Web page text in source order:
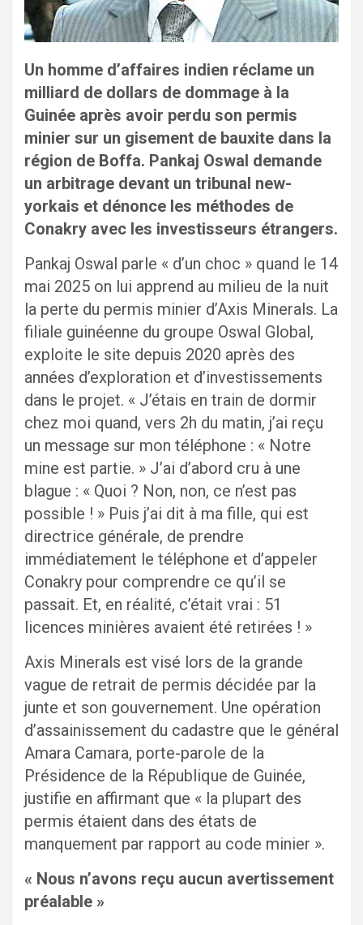
Un homme d’affaires indien réclame un
milliard de dollars de dommage à la
Guinée après avoir perdu son permis
minier sur un gisement de bauxite dans la
région de Boffa. Pankaj Oswal demande
un arbitrage devant un tribunal new-
yorkais et dénonce les méthodes de
Conakry avec les investisseurs étrangers.
Pankaj Oswal parle « d’un choc » quand le 14
mai 2025 on lui apprend au milieu de la nuit
la perte du permis minier d’Axis Minerals. La
filiale guinéenne du groupe Oswal Global,
exploite le site depuis 2020 après des
années d’exploration et d’investissements
dans le projet. « J’étais en train de dormir
chez moi quand, vers 2h du matin, j’ai reçu
un message sur mon téléphone : « Notre
mine est partie. » J’ai d’abord cru à une
blague : « Quoi ? Non, non, ce n’est pas
possible ! » Puis j’ai dit à ma fille, qui est
directrice générale, de prendre
immédiatement le téléphone et d’appeler
Conakry pour comprendre ce qu’il se
passait. Et, en réalité, c’était vrai : 51
licences minières avaient été retirées ! »
Axis Minerals est visé lors de la grande
vague de retrait de permis décidée par la
junte et son gouvernement. Une opération
d’assainissement du cadastre que le général
Amara Camara, porte-parole de la
Présidence de la République de Guinée,
justifie en affirmant que « la plupart des
permis étaient dans des états de
manquement par rapport au code minier ».
« Nous n’avons reçu aucun avertissement
préalable »